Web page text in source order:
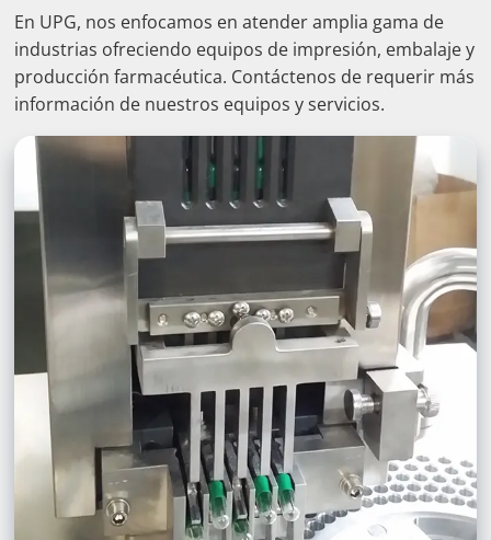
En UPG, nos enfocamos en atender amplia gama de
industrias ofreciendo equipos de impresión, embalaje y
producción farmacéutica. Contáctenos de requerir más
información de nuestros equipos y servicios.